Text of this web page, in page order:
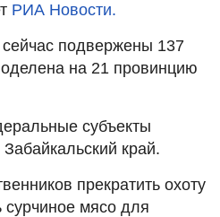
РИА Новости.
подвержены 137
на 21 провинцию
субъекты
край.
прекратить охоту
сурчиное мясо для